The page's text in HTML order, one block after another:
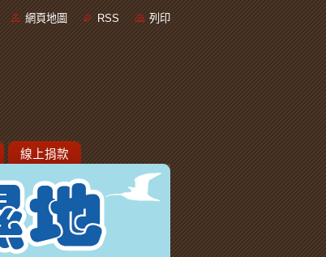
網頁地圖 RSS 列印
線上捐款